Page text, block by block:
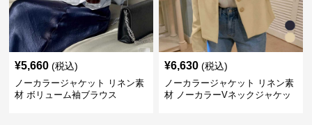
¥5,660 (税込)
ノーカラージャケット リネン素
材 ボリューム袖ブラウス
¥6,630 (税込)
ノーカラージャケット リネン素
材 ノーカラーVネックジャケッ